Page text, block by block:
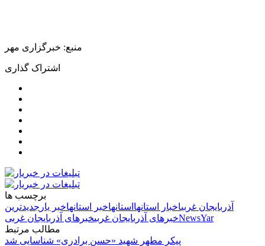
منبع: خبرگزاری مهر
اشتراک گذاری
برچسب ها
آذربایجان غربیاخبار استانها استانهاخبر استانهاخبر یار جدیدترین
خبرهای آذربایجان غربیخبرهای آذربایجان غربی
NewsYar
مطالب مرتبط
پیکر مطهر شهید «حسن برادری» شناسایی شد